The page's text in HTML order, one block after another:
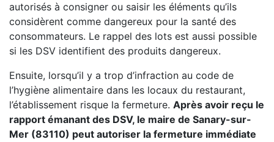
autorisés à consigner ou saisir les éléments qu’ils
considèrent comme dangereux pour la santé des
consommateurs. Le rappel des lots est aussi possible
si les DSV identifient des produits dangereux.
Ensuite, lorsqu’il y a trop d’infraction au code de
l’hygiène alimentaire dans les locaux du restaurant,
l’établissement risque la fermeture. Après avoir reçu le
rapport émanant des DSV, le maire de Sanary-sur-
Mer (83110) peut autoriser la fermeture immédiate